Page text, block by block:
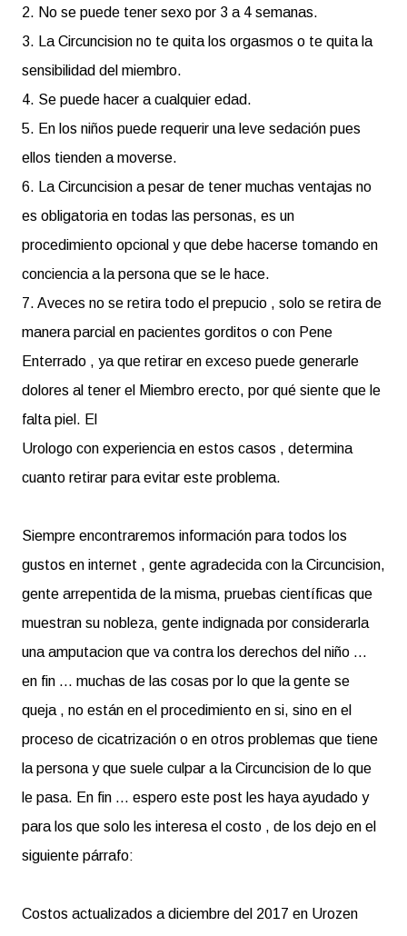
2. No se puede tener sexo por 3 a 4 semanas.
3. La Circuncision no te quita los orgasmos o te quita la
sensibilidad del miembro.
4. Se puede hacer a cualquier edad.
5. En los niños puede requerir una leve sedación pues
ellos tienden a moverse.
6. La Circuncision a pesar de tener muchas ventajas no
es obligatoria en todas las personas, es un
procedimiento opcional y que debe hacerse tomando en
conciencia a la persona que se le hace.
7. Aveces no se retira todo el prepucio , solo se retira de
manera parcial en pacientes gorditos o con Pene
Enterrado , ya que retirar en exceso puede generarle
dolores al tener el Miembro erecto, por qué siente que le
falta piel. El
Urologo con experiencia en estos casos , determina
cuanto retirar para evitar este problema.
Siempre encontraremos información para todos los
gustos en internet , gente agradecida con la Circuncision,
gente arrepentida de la misma, pruebas científicas que
muestran su nobleza, gente indignada por considerarla
una amputacion que va contra los derechos del niño ...
en fin ... muchas de las cosas por lo que la gente se
queja , no están en el procedimiento en si, sino en el
proceso de cicatrización o en otros problemas que tiene
la persona y que suele culpar a la Circuncision de lo que
le pasa. En fin ... espero este post les haya ayudado y
para los que solo les interesa el costo , de los dejo en el
siguiente párrafo:
Costos actualizados a diciembre del 2017 en Urozen